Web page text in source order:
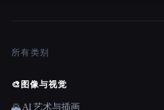
所有类别
🎨 图像与视觉
🌄 AI 艺术与插画